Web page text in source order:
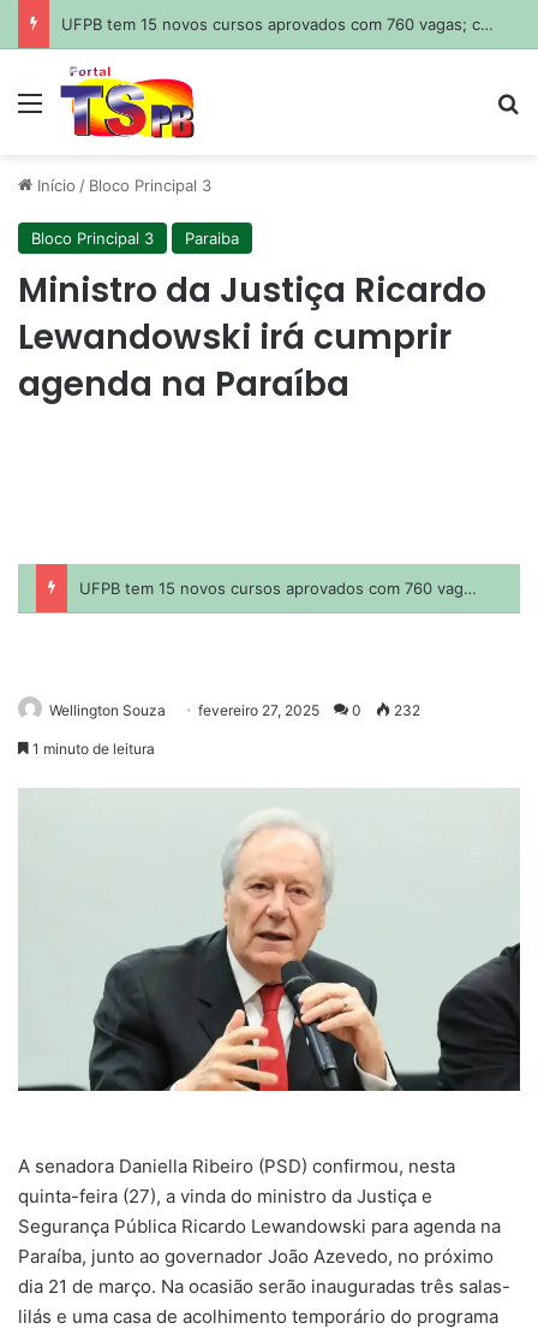
UFPB tem 15 novos cursos aprovados com 760 vagas; confira
Menu
Início / Bloco Principal 3
Bloco Principal 3 Paraiba
Ministro da Justiça Ricardo
Lewandowski irá cumprir
agenda na Paraíba
Wellington Souza fevereiro 27, 2025 0 232
1 minuto de leitura
A senadora Daniella Ribeiro (PSD) confirmou, nesta
quinta-feira (27), a vinda do ministro da Justiça e
Segurança Pública Ricardo Lewandowski para agenda na
Paraíba, junto ao governador João Azevedo, no próximo
dia 21 de março. Na ocasião serão inauguradas três salas-
lilás e uma casa de acolhimento temporário do programa